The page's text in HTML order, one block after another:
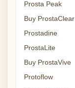
Prosta Peak
Buy ProstaClear
Prostadine
ProstaLite
Buy ProstaVive
Protoflow